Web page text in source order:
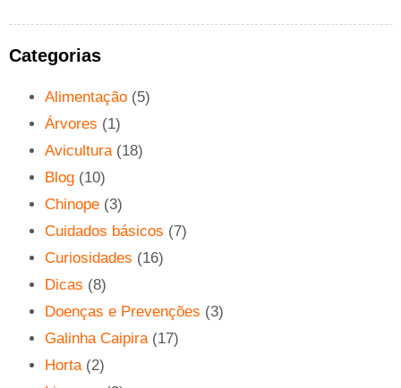
Categorias
Alimentação (5)
Árvores (1)
Avicultura(18)
Blog (10)
Chinope (3)
Cuidados básicos (7)
Curiosidades (16)
Dicas (8)
Doenças e Prevenções (3)
Galinha Caipira(17)
Horta(2)